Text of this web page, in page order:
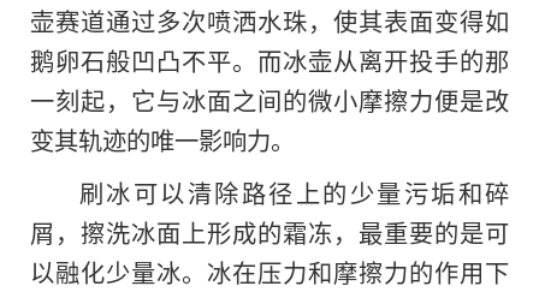
壶赛道通过多次喷洒水珠，使其表面变得如
鹅卵石般凹凸不平。而冰壶从离开投手的那
一刻起，它与冰面之间的微小摩擦力便是改
变其轨迹的唯一影响力。
刷冰可以清除路径上的少量污垢和碎
屑，擦洗冰面上形成的霜冻，最重要的是可
以融化少量冰。冰在压力和摩擦力的作用下